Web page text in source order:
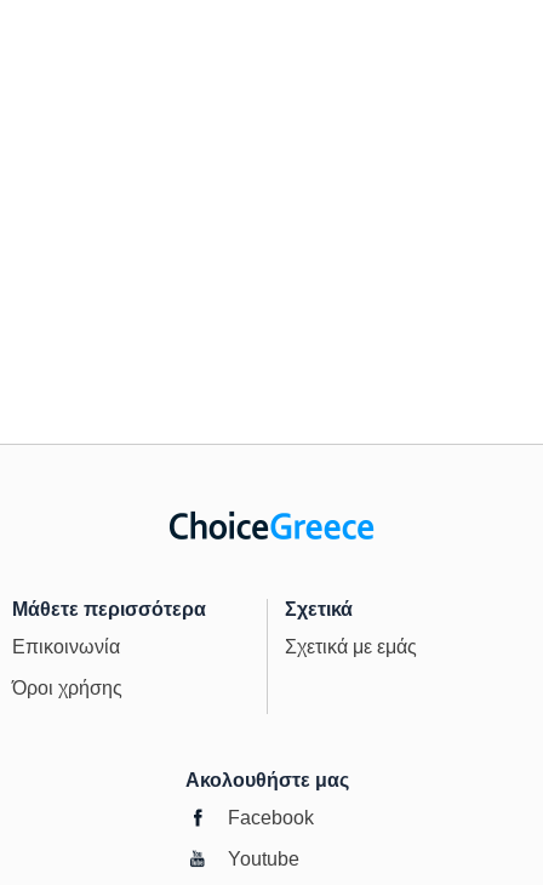
Μάθετε περισσότερα
Επικοινωνία
Όροι χρήσης
Σχετικά
Σχετικά με εμάς
Ακολουθήστε μας
Facebook
Youtube